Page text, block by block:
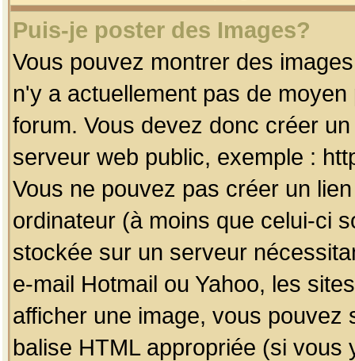
Puis-je poster des Images?
Vous pouvez montrer des
n'y a actuellement pas de
forum. Vous devez donc créer
serveur web public, exemple :
Vous ne pouvez pas créer un
ordinateur (à moins que celui-ci
stockée sur un serveur
e-mail Hotmail ou Yahoo, les
afficher une image, vous pouvez
balise HTML appropriée (si vous